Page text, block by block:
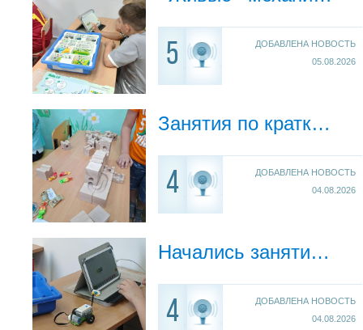
5
ДОБАВЛЕНА НОВОСТЬ
05.08.2026
Занятия по краткосрочной программе «Юный конструктор»
4
ДОБАВЛЕНА НОВОСТЬ
04.08.2026
Начались занятия по робототехнике
4
ДОБАВЛЕНА НОВОСТЬ
04.08.2026